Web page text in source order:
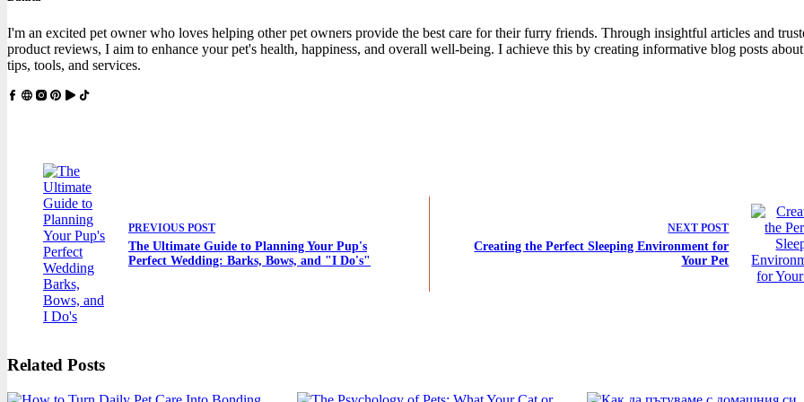
I'm an excited pet owner who loves helping other pet owners provide the best care for their furry friends. Through insightful articles and
product reviews, I aim to enhance your pet's health, happiness, and overall well-being. I achieve this by creating informative blog posts
tips, tools, and services.
PREVIOUS POST
The Ultimate Guide to Planning Your Pup's
Perfect Wedding: Barks, Bows, and "I Do's"
NEXTPOST
Creating the Perfect Sleeping Environment for
Your Pet
Related Posts